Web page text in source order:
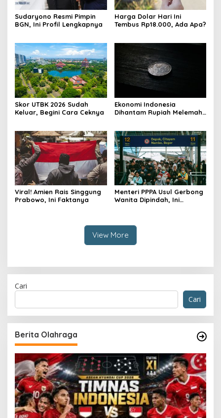
Sudaryono Resmi Pimpin
BGN, Ini Profil Lengkapnya
Harga Dolar Hari Ini
Tembus Rp18.000, Ada Apa?
Skor UTBK 2026 Sudah
Keluar, Begini Cara Ceknya
Ekonomi Indonesia
Dihantam Rupiah Melemah,
Viral! Amien Rais Singgung
Prabowo, Ini Faktanya
Menteri PPPA Usul Gerbong
Wanita Dipindah, Ini
View More
Cari
Cari
Berita Olahraga